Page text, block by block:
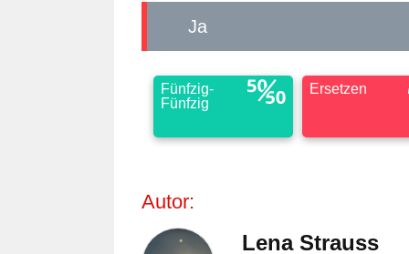
Ja
Fünfzig-
Fünfzig
Ersetzen
Autor:
Lena Strauss